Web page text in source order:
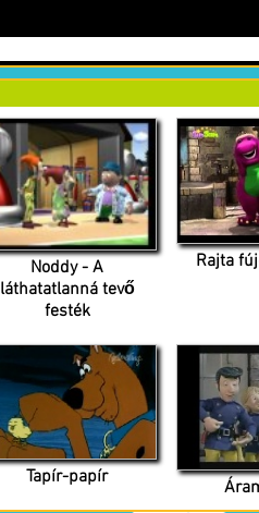
Noddy - A
láthatatlanná tevő
festék
Rajta
Tapír-papír